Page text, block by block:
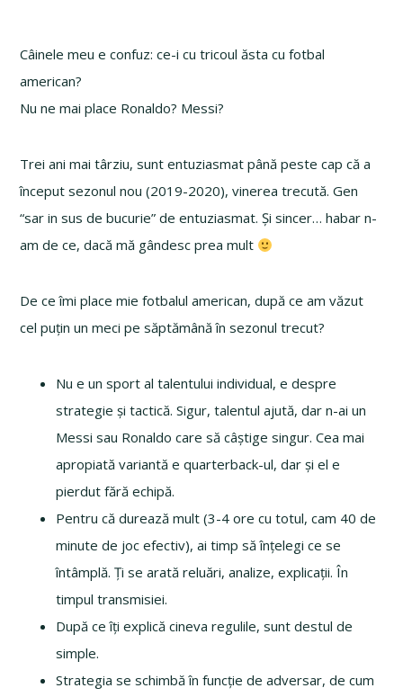
Câinele meu e confuz: ce-i cu tricoul ăsta cu fotbal
american?
Nu ne mai place Ronaldo? Messi?
Trei ani mai târziu, sunt entuziasmat până peste cap că a
început sezonul nou (2019-2020), vinerea trecută. Gen
“sar in sus de bucurie” de entuziasmat. Și sincer… habar n-
am de ce, dacă mă gândesc prea mult
De ce îmi place mie fotbalul american, după ce am văzut
cel puțin un meci pe săptămână în sezonul trecut?
Nu e un sport al talentului individual, e despre
strategie și tactică. Sigur, talentul ajută, dar n-ai un
Messi sau Ronaldo care să câștige singur. Cea mai
apropiată variantă e quarterback-ul, dar și el e
pierdut fără echipă.
Pentru că durează mult (3-4 ore cu totul, cam 40 de
minute de joc efectiv), ai timp să înțelegi ce se
întâmplă. Ți se arată reluări, analize, explicații. În
timpul transmisiei.
După ce îți explică cineva regulile, sunt destul de
simple.
Strategia se schimbă în funcție de adversar, de cum